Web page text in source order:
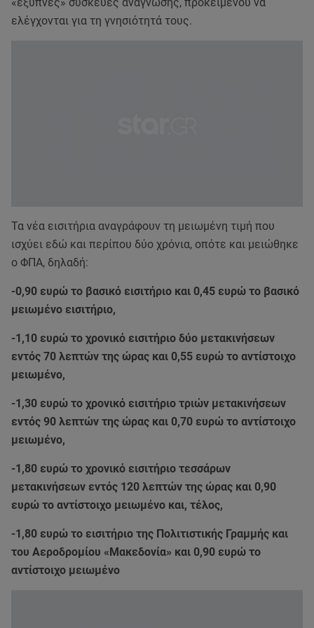
ελέγχονται για τη γνησιότητά τους.
Τα νέα εισιτήρια αναγράφουν τη μειωμένη τιμή που
ισχύει εδώ και περίπου δύο χρόνια, οπότε και μειώθηκε
ο ΦΠΑ, δηλαδή:
-0,90 ευρώ το βασικό εισιτήριο και 0,45 ευρώ το βασικό
μειωμένο εισιτήριο,
-1,10 ευρώ το χρονικό εισιτήριο δύο μετακινήσεων
εντός 70 λεπτών της ώρας και 0,55 ευρώ το αντίστοιχο
μειωμένο,
-1,30 ευρώ το χρονικό εισιτήριο τριών μετακινήσεων
εντός 90 λεπτών της ώρας και 0,70 ευρώ το αντίστοιχο
μειωμένο,
-1,80 ευρώ το χρονικό εισιτήριο τεσσάρων
μετακινήσεων εντός 120 λεπτών της ώρας και 0,90
ευρώ το αντίστοιχο μειωμένο και, τέλος,
-1,80 ευρώ το εισιτήριο της Πολιτιστικής Γραμμής και
του Αεροδρομίου «Μακεδονία» και 0,90 ευρώ το
αντίστοιχο μειωμένο